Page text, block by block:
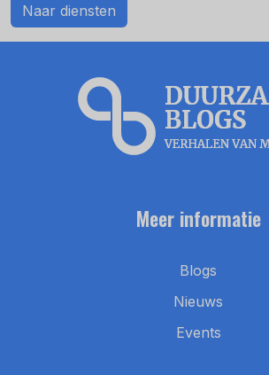
Naar diensten
Meer informatie
Blogs
Nieuws
Events